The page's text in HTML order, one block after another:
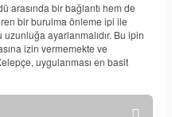
arasında bir bağlantı hem de
bir burulma önleme ipi ile
ayarlanmalıdır. Bu ipin
izin vermemekte ve
uygulanması en basit